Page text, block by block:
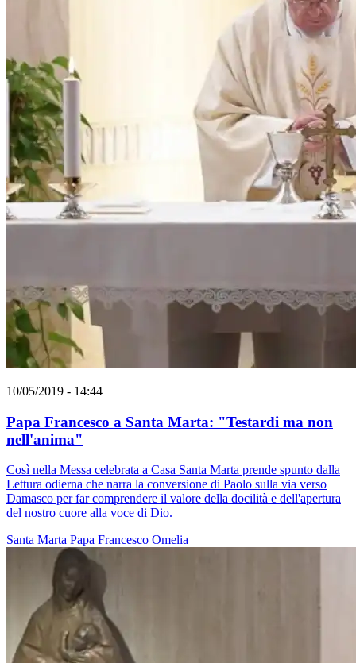
10/05/2019 - 14:44
Papa Francesco a Santa Marta: "Testardi ma non
nell'anima"
Così nella Messa celebrata a Casa Santa Marta prende spunto dalla
Lettura odierna che narra la conversione di Paolo sulla via verso
Damasco per far comprendere il valore della docilità e dell'apertura
del nostro cuore alla voce di Dio.
Santa Marta Papa Francesco Omelia